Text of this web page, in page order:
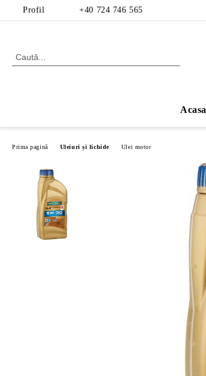
Profil +40 724 746 565
Acasa
Prima pagină Uleiuri și lichide Ulei motor